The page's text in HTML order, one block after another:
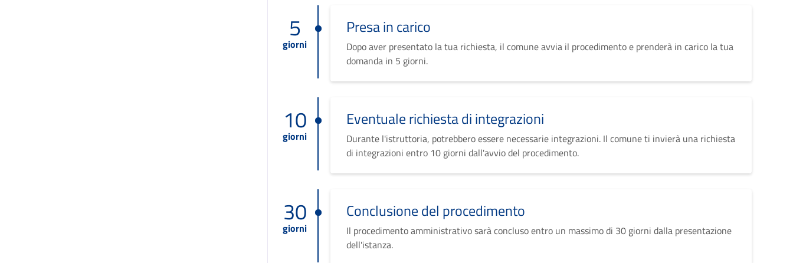
5
giorni
Presa in carico
Dopo aver presentato la tua richiesta, il comune avvia il procedimento e prenderà in carico la tua
domanda in 5 giorni.
10
giorni
Eventuale richiesta di integrazioni
Durante l'istruttoria, potrebbero essere necessarie integrazioni. Il comune ti invierà una richiesta
di integrazioni entro 10 giorni dall'avvio del procedimento.
30
giorni
Conclusione del procedimento
Il procedimento amministrativo sarà concluso entro un massimo di 30 giorni dalla presentazione
dell'istanza.